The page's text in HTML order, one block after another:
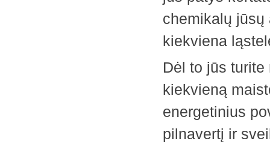
chemikalų
kiekviena
Dėl to jūs
kiekvieną
energetinius
pilnavertį ir